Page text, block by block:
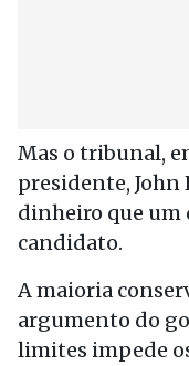
Mas o tribunal,
presidente, John
dinheiro que um
candidato.
A maioria
argumento do
limites impede